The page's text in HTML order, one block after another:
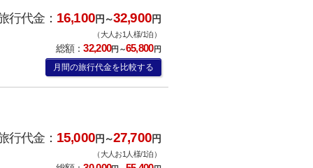
行代金： 16,100円～32,900円
（大人お1人様/1泊）
総額：32,200円～65,800円
月間の旅行代金を比較する
行代金： 15,000円～27,700円
（大人お1人様/1泊）